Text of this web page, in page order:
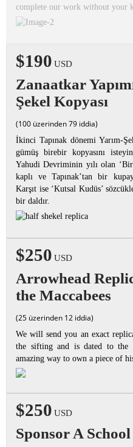
complete our work without your
$190 USD
Zanaatkar
Şekel Kopyası
(100 üzerinden 79 iddia)
İkinci Tapınak dönemi Yarım-
gümüş birebir kopyasını
Yahudi Devriminin yılı olan
kaplı ve Tapınak’tan bir
Karşıt ise ‘Kutsal Kudüs’
bir daldır.
$250 USD
Arrowhead
the Maccabees
(25 üzerinden 12 iddia)
We will send you an exact
the sifting and is dated to the
amazing way to own a piece of
$250 USD
Sponsor A School